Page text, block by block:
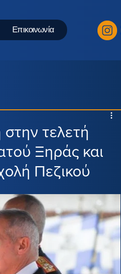
Επικοινωνία
τελετή
Ξηράς και
Πεζικού